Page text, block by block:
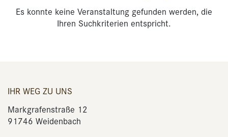
Es konnte keine Veranstaltung gefunden werden, die
Ihren Suchkriterien entspricht.
IHR WEG ZU UNS
Markgrafenstraße 12
91746 Weidenbach